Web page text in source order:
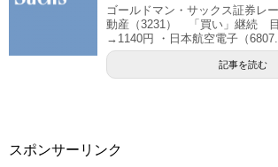
ゴールドマン・サックス証券レ
動産（3231） 「買い」継続 目
→1140円 ・日本航空電子（
記事を読む
スポンサーリンク